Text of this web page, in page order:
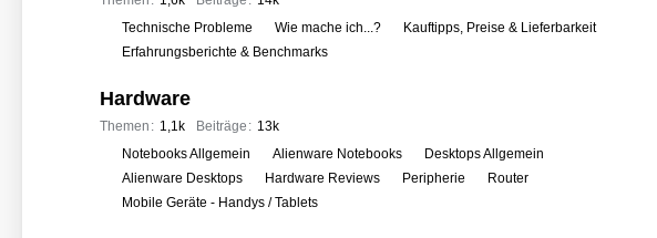
e
r
Technische Probleme Wie mache ich...?
Kauftipps, Preise & Lieferbarkeit
Erfahrungsberichte & Benchmarks
Hardware
Themen 1,1k Beiträge 13k
Notebooks Allgemein Alienware Notebooks
Desktops Allgemein
Alienware Desktops
Hardware Reviews Peripherie
Router
Mobile Geräte - Handys / Tablets